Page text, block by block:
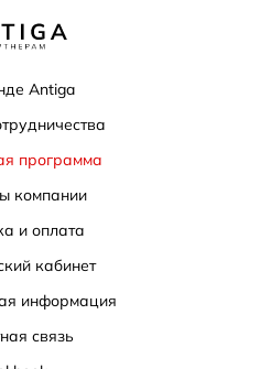
Antiga
программа
компании
и оплата
кабинет
информация
связь